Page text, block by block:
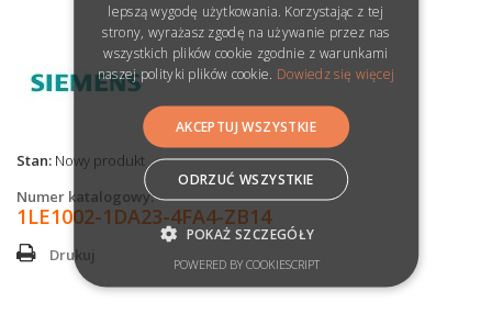
Stan: Nowy produkt
Numer katalogowy:
1LE1002-1DA23-4FA4-ZB14
Drukuj
lepszą wygodę użytkowania. Korzystając z tej
strony, wyrażasz zgodę na używanie przez nas
wszystkich plików cookie zgodnie z warunkami
naszej polityki plików cookie. Dowiedz się więcej
AKCEPTUJ WSZYSTKIE
ODRZUĆ WSZYSTKIE
POKAŻ SZCZEGÓŁY
POWERED BY COOKIESCRIPT